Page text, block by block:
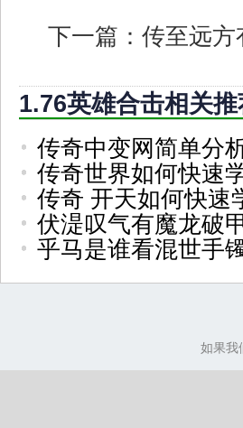
下一篇： 传至远方
1.76英雄合击相关推
传奇中变网简单分
传奇世界如何快速
传奇 开天如何快速
伏湜叹气有魔龙破
乎马是谁看混世手
如果我